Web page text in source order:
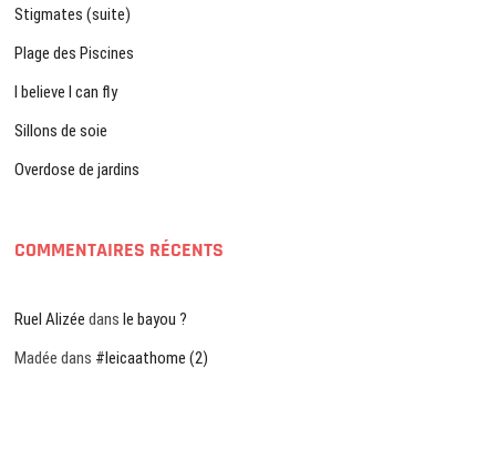
Stigmates (suite)
Plage des Piscines
I believe I can fly
Sillons de soie
Overdose de jardins
COMMENTAIRES RÉCENTS
Ruel Alizée dansle bayou ?
Madée dans #leicaathome (2)